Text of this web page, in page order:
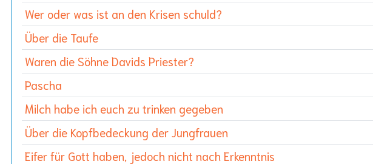
Wer oder was ist an den Krisen schuld?
Über die Taufe
Waren die Söhne Davids Priester?
Pascha
Milch habe ich euch zu trinken gegeben
Über die Kopfbedeckung der Jungfrauen
Eifer für Gott haben, jedoch nicht nach Erkenntnis